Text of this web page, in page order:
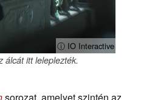
ⓘ IO Interactive
álcát itt leleplezték.